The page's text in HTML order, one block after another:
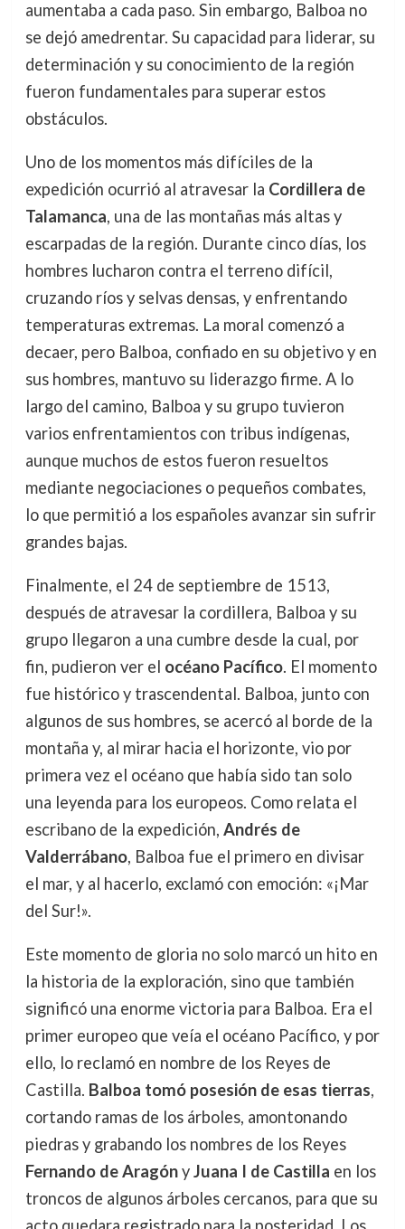
aumentaba a cada paso. Sin embargo, Balboa no
se dejó amedrentar. Su capacidad para liderar, su
determinación y su conocimiento de la región
fueron fundamentales para superar estos
obstáculos.
Uno de los momentos más difíciles de la
expedición ocurrió al atravesar la Cordillera de
Talamanca, una de las montañas más altas y
escarpadas de la región. Durante cinco días, los
hombres lucharon contra el terreno difícil,
cruzando ríos y selvas densas, y enfrentando
temperaturas extremas. La moral comenzó a
decaer, pero Balboa, confiado en su objetivo y en
sus hombres, mantuvo su liderazgo firme. A lo
largo del camino, Balboa y su grupo tuvieron
varios enfrentamientos con tribus indígenas,
aunque muchos de estos fueron resueltos
mediante negociaciones o pequeños combates,
lo que permitió a los españoles avanzar sin sufrir
grandes bajas.
Finalmente, el 24 de septiembre de 1513,
después de atravesar la cordillera, Balboa y su
grupo llegaron a una cumbre desde la cual, por
fin, pudieron ver el océano Pacífico. El momento
fue histórico y trascendental. Balboa, junto con
algunos de sus hombres, se acercó al borde de la
montaña y, al mirar hacia el horizonte, vio por
primera vez el océano que había sido tan solo
una leyenda para los europeos. Como relata el
escribano de la expedición, Andrés de
Valderrábano, Balboa fue el primero en divisar
el mar, y al hacerlo, exclamó con emoción: «¡Mar
del Sur!».
Este momento de gloria no solo marcó un hito en
la historia de la exploración, sino que también
significó una enorme victoria para Balboa. Era el
primer europeo que veía el océano Pacífico, y por
ello, lo reclamó en nombre de los Reyes de
Castilla. Balboa tomó posesión de esas tierras,
cortando ramas de los árboles, amontonando
piedras y grabando los nombres de los Reyes
Fernando de AragónyJuana I de Castilla en los
troncos de algunos árboles cercanos, para que su